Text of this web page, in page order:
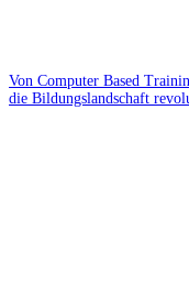
Von Computer Based
die Bildungslandschaft